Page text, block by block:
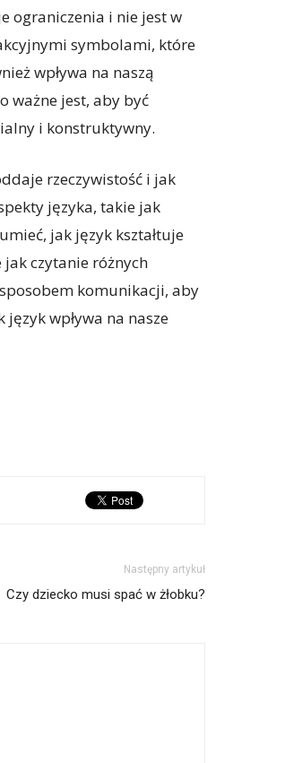
ograniczenia i nie jest w
symbolami, które
wpływa na naszą
ważne jest, aby być
i konstruktywny.
rzeczywistość i jak
języka, takie jak
jak język kształtuje
jak czytanie różnych
komunikacji, aby
wpływa na nasze
Następny artykuł
Czy dziecko musi spać w żłobku?